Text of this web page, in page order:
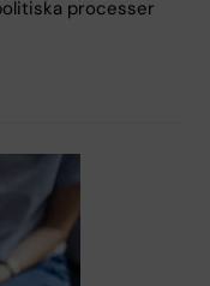
processer